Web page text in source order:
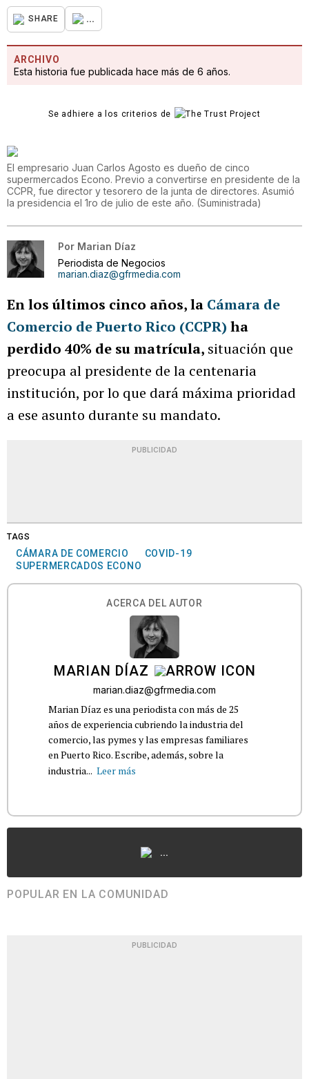
SHARE ...
ARCHIVO
Esta historia fue publicada hace más de 6 años.
Se adhiere a los criterios de
El empresario Juan Carlos Agosto es dueño de cinco
supermercados Econo. Previo a convertirse en presidente de la
CCPR, fue director y tesorero de la junta de directores. Asumió
la presidencia el 1ro de julio de este año. (Suministrada)
Por Marian Díaz
Periodista de Negocios
marian.diaz@gfrmedia.com
En los últimos cinco años, la Cámara de
Comercio de Puerto Rico (CCPR) ha
perdido 40% de su matrícula, situación que
preocupa al presidente de la centenaria
institución, por lo que dará máxima prioridad
a ese asunto durante su mandato.
PUBLICIDAD
TAGS
CÁMARA DE COMERCIO
COVID-19
SUPERMERCADOS ECONO
ACERCA DEL AUTOR
MARIAN DÍAZ
marian.diaz@gfrmedia.com
Marian Díaz es una periodista con más de 25
años de experiencia cubriendo la industria del
comercio, las pymes y las empresas familiares
en Puerto Rico. Escribe, además, sobre la
industria... Leer más
...
POPULAR EN LA COMUNIDAD
PUBLICIDAD